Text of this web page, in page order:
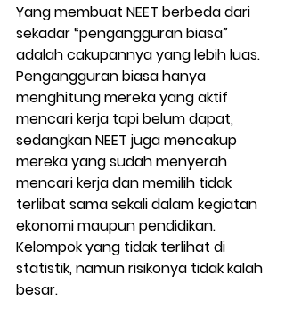
Yang membuat NEET berbeda dari
sekadar “pengangguran biasa”
adalah cakupannya yang lebih luas.
Pengangguran biasa hanya
menghitung mereka yang aktif
mencari kerja tapi belum dapat,
sedangkan NEET juga mencakup
mereka yang sudah menyerah
mencari kerja dan memilih tidak
terlibat sama sekali dalam kegiatan
ekonomi maupun pendidikan.
Kelompok yang tidak terlihat di
statistik, namun risikonya tidak kalah
besar.